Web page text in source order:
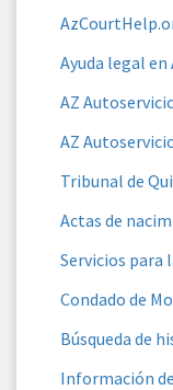
Ayuda legal en
AZ
AZ
Tribunal de
Actas de
Servicios para
Condado de
Búsqueda de
Información